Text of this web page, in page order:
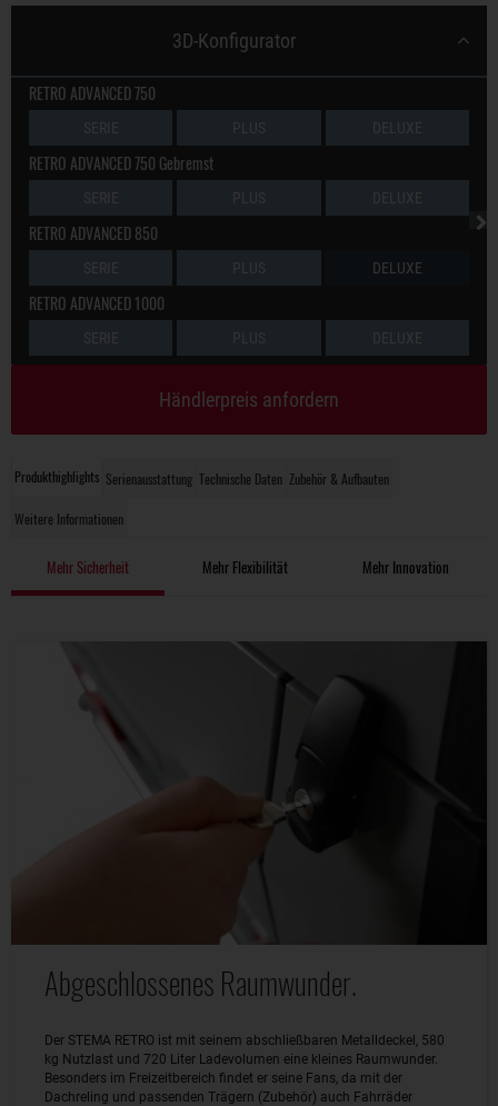
Produkthighlights Serienausstattung Technische Daten Zubehör & Aufbauten
Weitere Informationen
Mehr Sicherheit Mehr Flexibilität Mehr Innovation
Abgeschlossenes Raumwunder.
Der STEMA RETRO ist mit seinem abschließbaren Metalldeckel, 580
kg Nutzlast und 720 Liter Ladevolumen eine kleines Raumwunder.
Besonders im Freizeitbereich findet er seine Fans, da mit der
Dachreling und passenden Trägern (Zubehör) auch Fahrräder
3D-Konfigurator
RETRO ADVANCED 750
SERIE PLUS DELUXE
RETRO ADVANCED 750 Gebremst
SERIE PLUS DELUXE
RETRO ADVANCED 850
SERIE PLUS DELUXE
RETRO ADVANCED 1000
SERIE PLUS DELUXE
Händlerpreis anfordern